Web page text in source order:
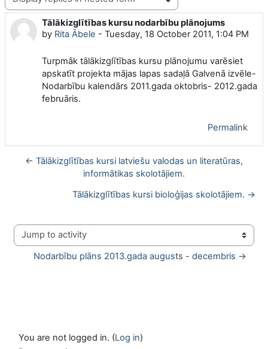
Tālākizglītības kursu nodarbību plānojums
by Rita Ābele - Tuesday, 18 October 2011, 1:04 PM
Number of replies: 0
Turpmāk tālākizglītības kursu plānojumu varēsiet
apskatīt projekta mājas lapas sadaļā Galvenā izvēle-
Nodarbību kalendārs 2011.gada oktobris- 2012.gada
februāris.
Permalink
← Tālākizglītības kursi latviešu valodas un literatūras,
informātikas skolotājiem.
Tālākizglītības kursi bioloģijas skolotājiem. →
Jump to activity
Nodarbību plāns 2013.gada augusts - decembris →
You are not logged in. (Log in)